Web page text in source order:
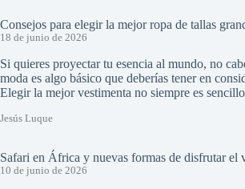
Consejos para elegir la mejor ropa de tallas
18 de junio de 2026
Si quieres proyectar tu esencia al mundo, no
moda es algo básico que deberías tener en
Elegir la mejor vestimenta no siempre es
Jesús Luque
Safari en África y nuevas formas de disfrutar el
10 de junio de 2026